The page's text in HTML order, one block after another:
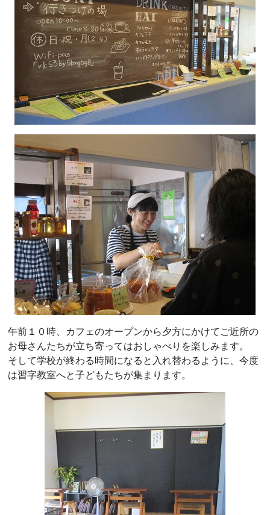
午前１０時、カフェのオープンから夕方にかけてご近所の
お母さんたちが立ち寄ってはおしゃべりを楽しみます。
そして学校が終わる時間になると入れ替わるように、今度
は習字教室へと子どもたちが集まります。